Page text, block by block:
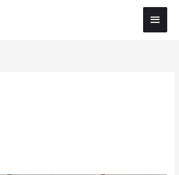
メ
イ